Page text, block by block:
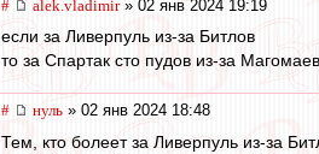
# alek.vladimir» 02 янв 2024 19:19
если за Ливерпуль из-за Битлов
то за Спартак сто пудов из-за
# нуль » 02 янв 2024 18:48
Тем, кто болеет за Ливерпуль из-за